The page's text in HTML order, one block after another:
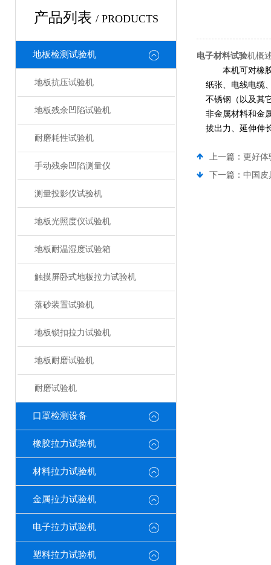
产品列表 / PRODUCTS
地板检测试验机
地板抗压试验机
地板残余凹陷试验机
耐磨耗性试验机
手动残余凹陷测量仪
测量投影仪试验机
地板光照度仪试验机
地板耐温湿度试验箱
触摸屏卧式地板拉力试验机
落砂装置试验机
地板锁扣拉力试验机
地板耐磨试验机
耐磨试验机
口罩检测设备
橡胶拉力试验机
材料拉力试验机
金属拉力试验机
电子拉力试验机
塑料拉力试验机
电子材料试验机概
本机可对橡
纸张、电线电缆
不锈钢（以及其
非金属材料和金
拔出力、延伸伸
上一篇： 更好体
下一篇： 中国皮